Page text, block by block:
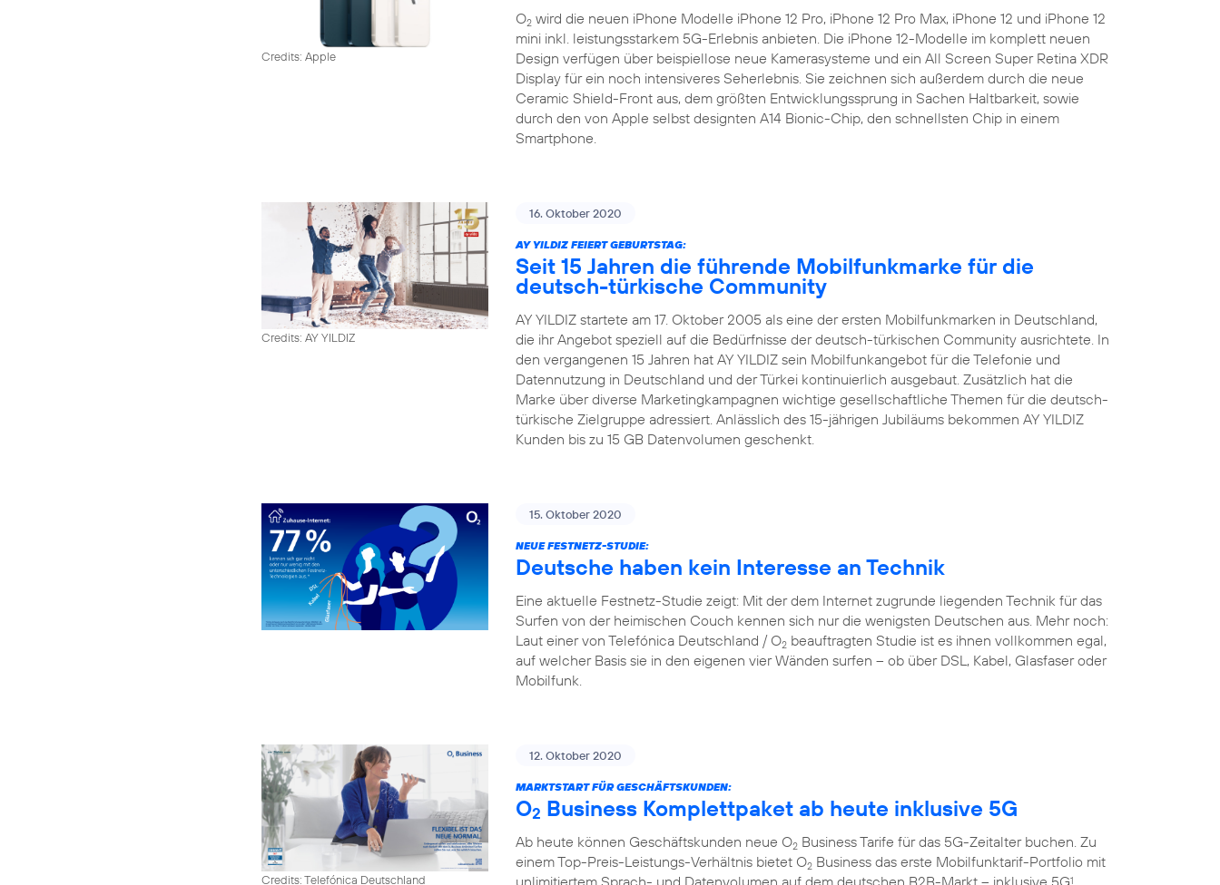
Credits: Apple
O2 wird die neuen iPhone Modelle iPhone 12 Pro, iPhone 12 Pro Max, iPhone 12 und iPhone 12
mini inkl. leistungsstarkem 5G-Erlebnis anbieten. Die iPhone 12-Modelle im komplett neuen
Design verfügen über beispiellose neue Kamerasysteme und ein All Screen Super Retina XDR
Display für ein noch intensiveres Seherlebnis. Sie zeichnen sich außerdem durch die neue
Ceramic Shield-Front aus, dem größten Entwicklungssprung in Sachen Haltbarkeit, sowie
durch den von Apple selbst designten A14 Bionic-Chip, den schnellsten Chip in einem
Smartphone.
Credits: AY YILDIZ
16. Oktober 2020
AY YILDIZ FEIERT GEBURTSTAG:
Seit 15 Jahren die führende Mobilfunkmarke für die
deutsch-türkische Community
AY YILDIZ startete am 17. Oktober 2005 als eine der ersten Mobilfunkmarken in Deutschland,
die ihr Angebot speziell auf die Bedürfnisse der deutsch-türkischen Community ausrichtete. In
den vergangenen 15 Jahren hat AY YILDIZ sein Mobilfunkangebot für die Telefonie und
Datennutzung in Deutschland und der Türkei kontinuierlich ausgebaut. Zusätzlich hat die
Marke über diverse Marketingkampagnen wichtige gesellschaftliche Themen für die deutsch-
türkische Zielgruppe adressiert. Anlässlich des 15-jährigen Jubiläums bekommen AY YILDIZ
Kunden bis zu 15 GB Datenvolumen geschenkt.
15. Oktober 2020
NEUE FESTNETZ-STUDIE:
Deutsche haben kein Interesse an Technik
Eine aktuelle Festnetz-Studie zeigt: Mit der dem Internet zugrunde liegenden Technik für das
Surfen von der heimischen Couch kennen sich nur die wenigsten Deutschen aus. Mehr noch:
Laut einer von Telefónica Deutschland / O2 beauftragten Studie ist es ihnen vollkommen egal,
auf welcher Basis sie in den eigenen vier Wänden surfen – ob über DSL, Kabel, Glasfaser oder
Mobilfunk.
Credits: Telefónica Deutschland
12. Oktober 2020
MARKTSTART FÜR GESCHÄFTSKUNDEN:
O2 Business Komplettpaket ab heute inklusive 5G
Ab heute können Geschäftskunden neue O2 Business Tarife für das 5G-Zeitalter buchen. Zu
einem Top-Preis-Leistungs-Verhältnis bietet O2 Business das erste Mobilfunktarif-Portfolio mit
unlimitiertem Sprach- und Datenvolumen auf dem deutschen B2B-Markt – inklusive 5G1